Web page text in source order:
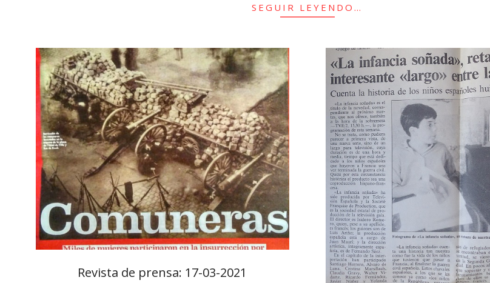
SEGUIR LEYENDO…
Revista de prensa: 17-03-2021